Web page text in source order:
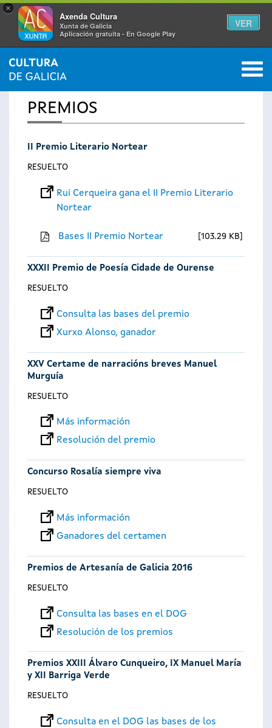
×
Axenda Cultura
Xunta de Galicia
Aplicación gratuíta - En Google Play
VER
Se
encuentra
usted
INICIO 0
PREMIOS
II Premio Literario Nortear
RESUELTO
Rui Cerqueira gana el II Premio Literario
Nortear
Bases II Premio Nortear 103.29 KB
XXXII Premio de Poesía Cidade de Ourense
RESUELTO
Consulta las bases del premio
Xurxo Alonso, ganador
XXV Certame de narracións breves Manuel
Murguía
RESUELTO
Más información
Resolución del premio
Concurso Rosalía siempre viva
RESUELTO
Más información
Ganadores del certamen
Premios de Artesanía de Galicia 2016
RESUELTO
Consulta las bases en el DOG
Resolución de los premios
Premios XXIII Álvaro Cunqueiro, IX Manuel María
y XII Barriga Verde
RESUELTO
Consulta en el DOG las bases de los